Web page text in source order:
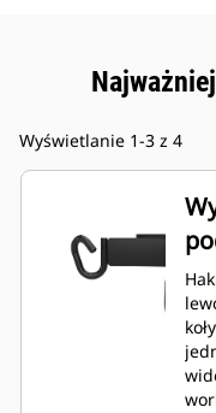
Wyświetlanie 1-3 z 4